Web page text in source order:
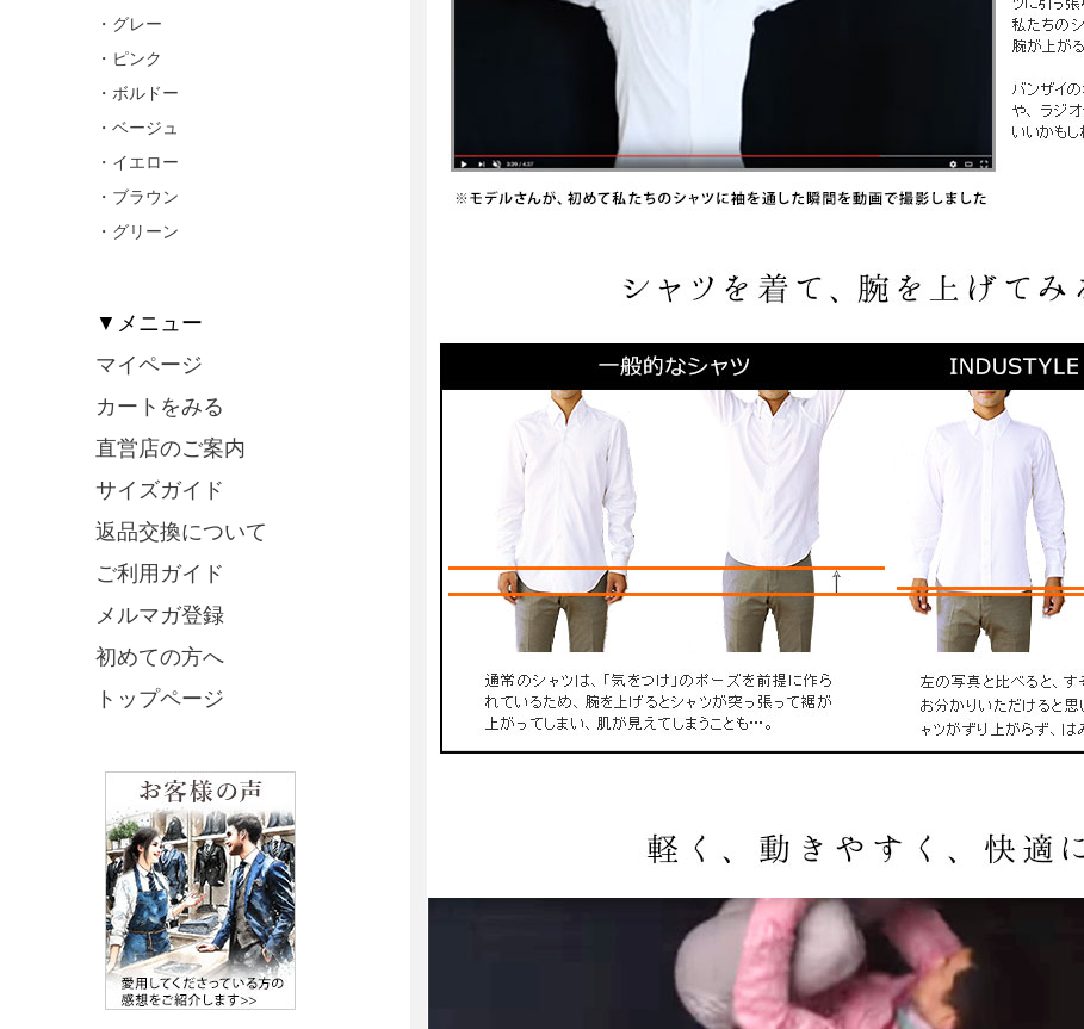
・グレー
・ピンク
・ボルドー
・ベージュ
・イエロー
・ブラウン
・グリーン
▼メニュー
マイページ
カートをみる
直営店のご案内
サイズガイド
返品交換について
ご利用ガイド
メルマガ登録
初めての方へ
トップページ